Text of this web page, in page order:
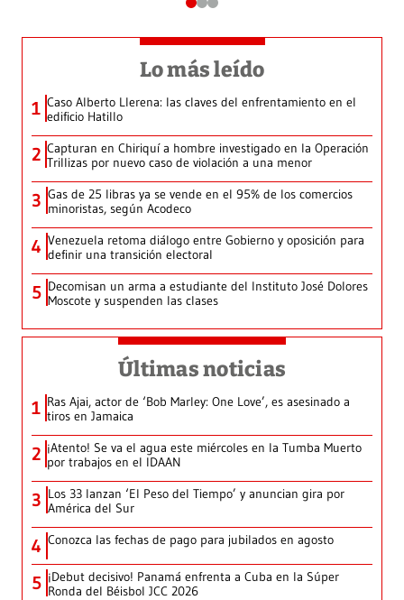
Lo más leído
1 Caso Alberto Llerena: las claves del enfrentamiento en el
edificio Hatillo
2 Capturan en Chiriquí a hombre investigado en la Operación
Trillizas por nuevo caso de violación a una menor
3 Gas de 25 libras ya se vende en el 95% de los comercios
minoristas, según Acodeco
4 Venezuela retoma diálogo entre Gobierno y oposición para
definir una transición electoral
5 Decomisan un arma a estudiante del Instituto José Dolores
Moscote y suspenden las clases
Últimas noticias
1 Ras Ajai, actor de ‘Bob Marley: One Love’, es asesinado a
tiros en Jamaica
2 ¡Atento! Se va el agua este miércoles en la Tumba Muerto
por trabajos en el IDAAN
3 Los 33 lanzan ‘El Peso del Tiempo’ y anuncian gira por
América del Sur
4 Conozca las fechas de pago para jubilados en agosto
5 ¡Debut decisivo! Panamá enfrenta a Cuba en la Súper
Ronda del Béisbol JCC 2026